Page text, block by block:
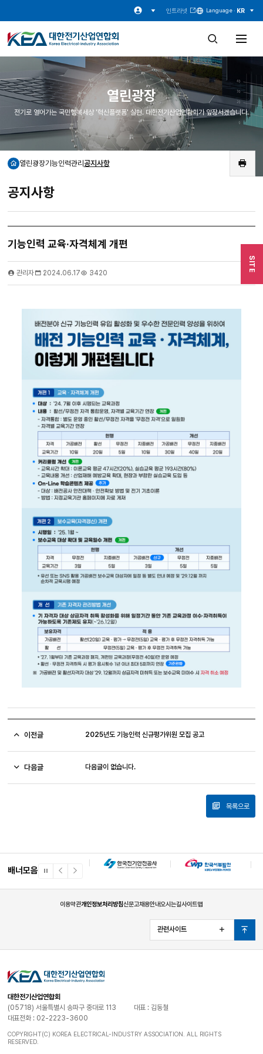
SITE
인트라넷 Language · KR
검
창
열
기
전
기
열린광장
전기로 열어가는 국민행복세상 '혁신플랫폼' 실현. 대한전기산업연합회가 앞장서겠습니다.
홈열린광장기능인력관리 공지사항
인
쇄
공지사항
기능인력 교육·자격체계 개편
관리자 2024.06.17 3420
이전글 2025년도 기능인력 신규평가위원 모집 공고
다음글 다음글이 없습니다.
목록으로
배너모음
일
이
너
다
너
이용약관개인정보처리방침신문고채용안내오시는길사이트맵
관련사이트
열
기
맨
위
로
대한전기산업연합회
(05718) 서울특별시 송파구 중대로 113
대표 : 김동철
대표전화 : 02-2223-3600
COPYRIGHT(C) KOREA ELECTRICAL-INDUSTRY ASSOCIATION. ALL RIGHTS
RESERVED.